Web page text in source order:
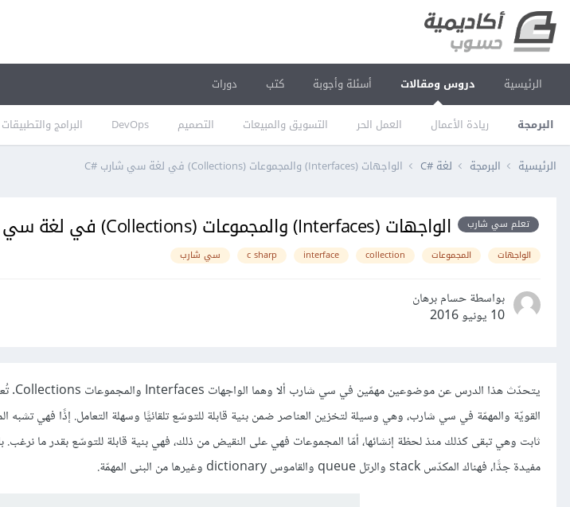
الرئيسية دروس ومقالات
البرمجة ريادة الأعمال العمل الحر التسويق والمبيعات التصميم DevOps البرامج والتطبيقات
أسئلة وأجوبة كتب دورات
الرئيسية البرمجة لغة C#‎ الواجهات (Interfaces) والمجموعات (Collections) في لغة سي شارب #C
تعلم سي شارب الواجهات (Interfaces) والمجموعات (Collections) في لغة سي شارب #C
الواجهات المجموعات collection
interface
c sharp سي شارب
بواسطة حسام برهان
10 يونيو 2016
القويّة والمهمّة في سي شارب، وهي وسيلة لتخزين العناصر ضمن بنية قابلة للتوسّع تلقائيًّا وسهلة التعامل. إذًا فهي
ثابت وهي تبقى كذلك منذ لحظة إنشائها، أمّا المجموعات فهي على النقيض من ذلك، فهي بنية قابلة للتوسّع بقدر ما
مفيدة جدًّا، فهناك المكدّس stack والرتل queue والقاموس dictionary وغيرها من البنى المهمّة.